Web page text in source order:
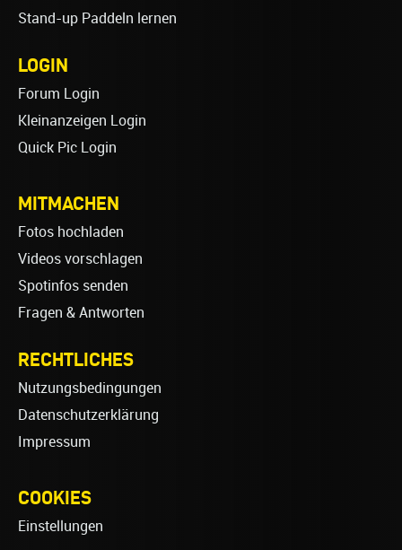
Stand-up Paddeln lernen
LOGIN
Forum Login
Kleinanzeigen Login
Quick Pic Login
MITMACHEN
Fotos hochladen
Videos vorschlagen
Spotinfos senden
Fragen & Antworten
RECHTLICHES
Nutzungsbedingungen
Datenschutzerklärung
Impressum
COOKIES
Einstellungen